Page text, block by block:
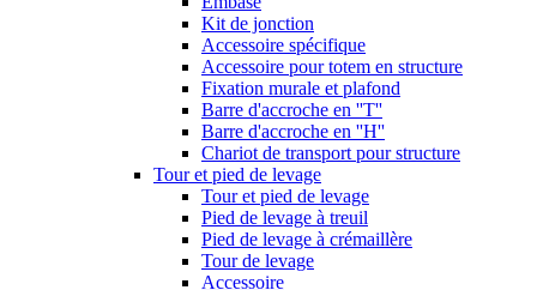
Kit de jonction
Accessoire spécifique
Accessoire pour totem en structure
Fixation murale et plafond
Barre d'accroche en ''T''
Barre d'accroche en ''H''
Chariot de transport pour structure
Tour et pied de levage
Tour et pied de levage
Pied de levage à treuil
Pied de levage à crémaillère
Tour de levage
Accessoire